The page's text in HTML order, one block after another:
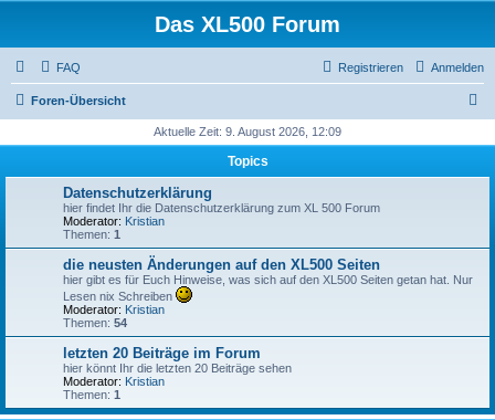
Das XL500 Forum
FAQ Anmelden
Registrieren
Foren-Übersicht
h
Aktuelle Zeit: 9. August 2026, 12:09
Topics
Datenschutzerklärung
hier findet Ihr die Datenschutzerklärung zum XL 500 Forum
Moderator: Kristian
Themen: 1
die neusten Änderungen auf den XL500 Seiten
hier gibt es für Euch Hinweise, was sich auf den XL500 Seiten getan hat. Nur
Lesen nix Schreiben
Moderator: Kristian
Themen: 54
letzten 20 Beiträge im Forum
hier könnt Ihr die letzten 20 Beiträge sehen
Moderator: Kristian
Themen: 1